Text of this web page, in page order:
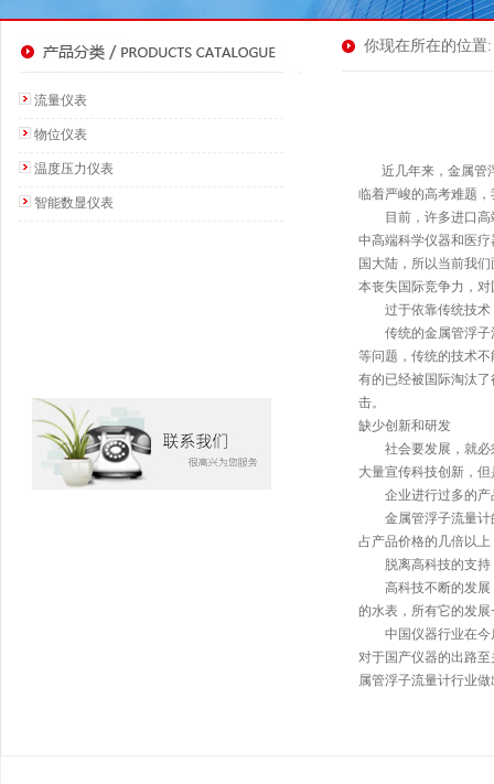
流量仪表
物位仪表
温度压力仪表
智能数显仪表
你现在所在的位置
近几年来， 金属管
临着严峻的高考难题
目前，许多进口高端
中高端科学仪器和医
国大陆，所以当前我
本丧失国际竞争力，
过于依靠传统技术
传统的金属管浮子流
等问题，传统的技术
有的已经被国际淘汰
击。
缺少创新和研发
社会要发展，就必须
大量宣传科技创新，
企业进行过多的产
金属管浮子流量计的
占产品价格的几倍以
脱离高科技的支持
高科技不断的发展，
的水表，所有它的发
中国仪器行业在今后
对于国产仪器的出路
属管浮子流量计行业